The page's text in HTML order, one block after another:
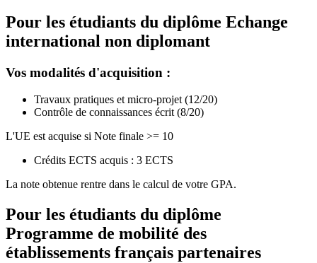
Pour les étudiants du diplôme Echange
international non diplomant
Vos modalités d'acquisition :
Travaux pratiques et micro-projet (12/20)
Contrôle de connaissances écrit (8/20)
L'UE est acquise si Note finale >= 10
Crédits ECTS acquis : 3 ECTS
La note obtenue rentre dans le calcul de votre GPA.
Pour les étudiants du diplôme
Programme de mobilité des
établissements français partenaires